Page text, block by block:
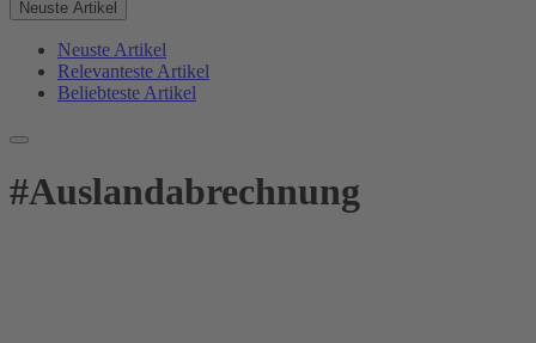
Neuste Artikel
Neuste Artikel
Relevanteste Artikel
Beliebteste Artikel
#Auslandabrechnung